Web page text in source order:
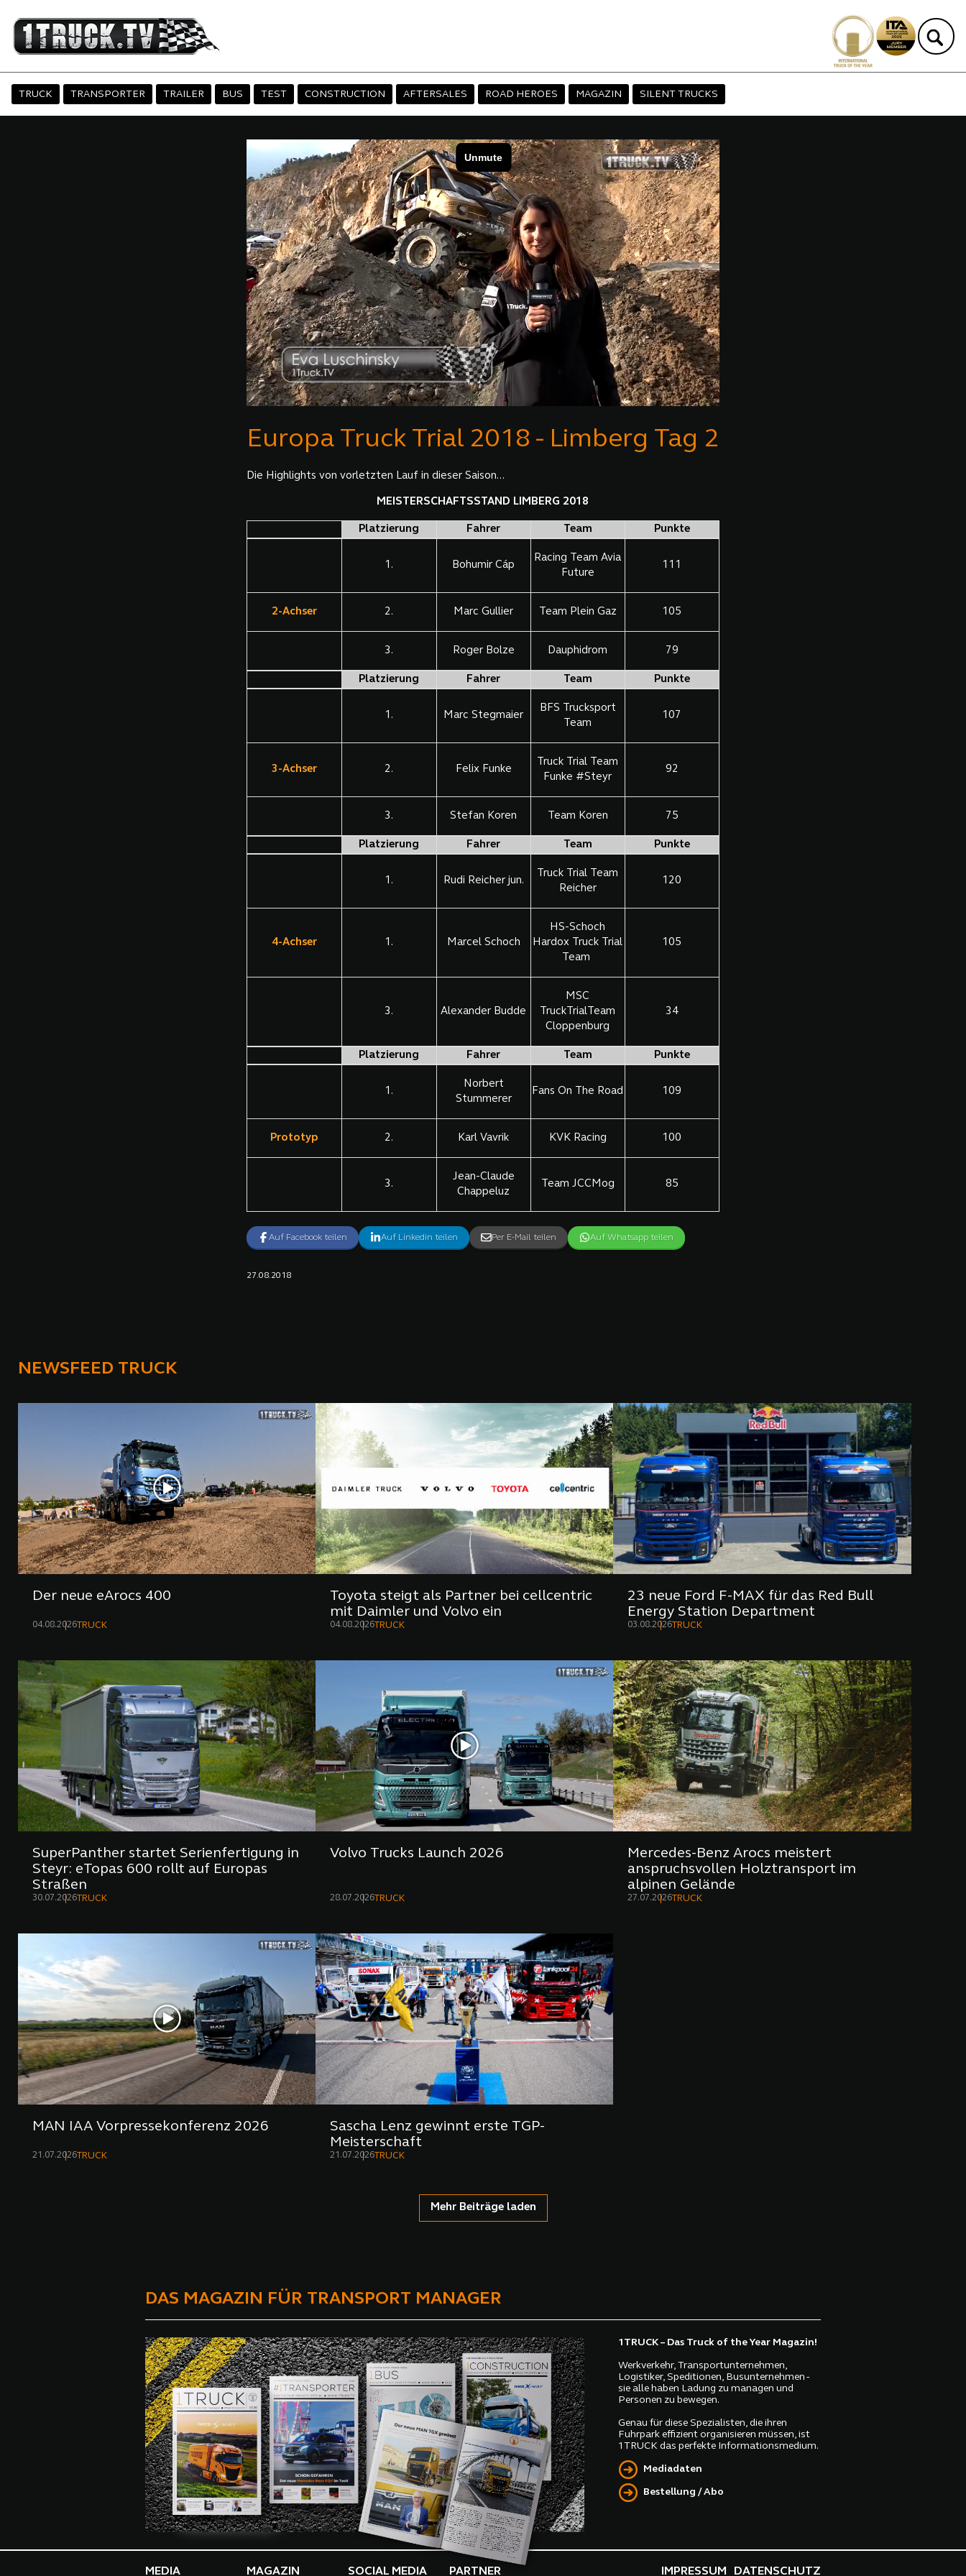
TRUCK TRANSPORTER TRAILER BUS TEST CONSTRUCTION AFTERSALES ROAD HEROES MAGAZIN SILENT TRUCKS
Europa Truck Trial 2018 - Limberg Tag 2
Die Highlights von vorletzten Lauf in dieser Saison...
MEISTERSCHAFTSSTAND LIMBERG 2018
Platzierung Fahrer Team Punkte
1. Bohumir Cáp
Racing Team Avia
Future
111
2-Achser 2. Marc Gullier Team Plein Gaz 105
3. Roger Bolze Dauphidrom 79
Platzierung Fahrer Team Punkte
1. Marc Stegmaier
BFS Trucksport
Team
107
3-Achser 2. Felix Funke
Truck Trial Team
Funke #Steyr
92
3. Stefan Koren Team Koren 75
Platzierung Fahrer Team Punkte
1. Rudi Reicher jun.
Truck Trial Team
Reicher
120
4-Achser 1. Marcel Schoch
HS-Schoch
Hardox Truck Trial
Team
105
3. Alexander Budde
MSC
TruckTrialTeam
Cloppenburg
34
Platzierung Fahrer Team Punkte
1.
Norbert
Stummerer
Fans On The Road 109
Prototyp 2. Karl Vavrik KVK Racing 100
3.
Jean-Claude
Chappeluz
Team JCCMog 85
Auf Facebook teilen Auf Linkedin teilen Per E-Mail teilen Auf Whatsapp teilen
27.08.2018
NEWSFEED TRUCK
Der neue eArocs 400
04.08.2026 TRUCK
Toyota steigt als Partner bei cellcentric
mit Daimler und Volvo ein
04.08.2026 TRUCK
23 neue Ford F-MAX für das Red Bull
Energy Station Department
03.08.2026 TRUCK
SuperPanther startet Serienfertigung in
Steyr: eTopas 600 rollt auf Europas
Straßen
30.07.2026 TRUCK
Volvo Trucks Launch 2026
28.07.2026 TRUCK
Mercedes-Benz Arocs meistert
anspruchsvollen Holztransport im
alpinen Gelände
27.07.2026 TRUCK
MAN IAA Vorpressekonferenz 2026
21.07.2026 TRUCK
Sascha Lenz gewinnt erste TGP-
Meisterschaft
21.07.2026 TRUCK
Mehr Beiträge laden
DAS MAGAZIN FÜR TRANSPORT MANAGER
1TRUCK – Das Truck of the Year Magazin!
Werkverkehr, Transportunternehmen,
Logistiker, Speditionen, Busunternehmen -
sie alle haben Ladung zu managen und
Personen zu bewegen.
Genau für diese Spezialisten, die ihren
Fuhrpark effizient organisieren müssen, ist
1TRUCK das perfekte Informationsmedium.
Mediadaten
Bestellung / Abo
MEDIA MAGAZIN SOCIAL MEDIA PARTNER DATENSCHUTZ
IMPRESSUM